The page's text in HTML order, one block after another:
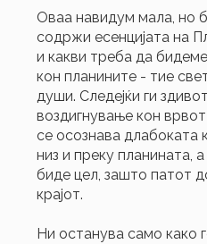
Оваа навидум мала, но
содржи есенцијата на
и какви треба да
кон планините - тие
души. Следејќи ги
воздигнување кон
се осознава длабоката
низ и преку планината,
биде цел, зашто патот
крајот.
Ни останува само како